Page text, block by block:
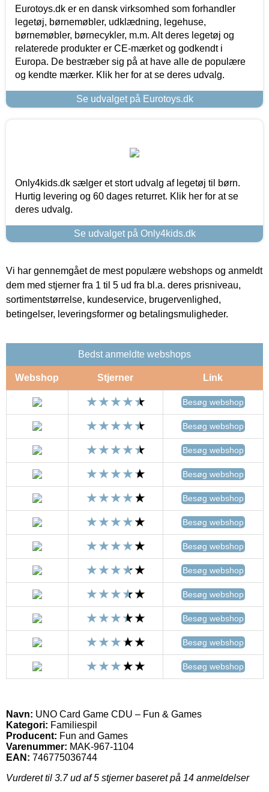
Eurotoys.dk er en dansk virksomhed som forhandler
legetøj, børnemøbler, udklædning, legehuse,
børnemøbler, børnecykler, m.m. Alt deres legetøj og
relaterede produkter er CE-mærket og godkendt i
Europa. De bestræber sig på at have alle de populære
og kendte mærker. Klik her for at se deres udvalg.
Se udvalget på Eurotoys.dk
Only4kids.dk sælger et stort udvalg af legetøj til børn.
Hurtig levering og 60 dages returret. Klik her for at se
deres udvalg.
Se udvalget på Only4kids.dk
Vi har gennemgået de mest populære webshops og anmeldt
dem med stjerner fra 1 til 5 ud fra bl.a. deres prisniveau,
sortimentstørrelse, kundeservice, brugervenlighed,
betingelser, leveringsformer og betalingsmuligheder.
Bedst anmeldte webshops
Webshop Stjerner Link
Besøg webshop
Besøg webshop
Besøg webshop
Besøg webshop
Besøg webshop
Besøg webshop
Besøg webshop
Besøg webshop
Besøg webshop
Besøg webshop
Besøg webshop
Besøg webshop
Navn: UNO Card Game CDU – Fun & Games
Kategori: Familiespil
Producent: Fun and Games
Varenummer: MAK-967-1104
EAN: 746775036744
Vurderet til 3.7ud af 5 stjerner baseret på 14 anmeldelser